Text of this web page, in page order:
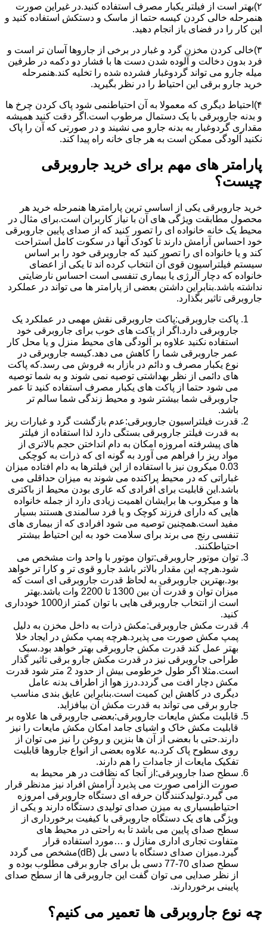
۲)بهتر است از فیلتر یکبار مصرف استفاده کنید.در غیراین صورت
هنمرحله خالی کردن کیسه حتما از ماسک و دستکش استفاده کنید و
این کار را در فضای باز انجام دهید.
۳)خالی کردن مخزن گرد و غبار در برخی از جاروها آسان تر است و
فرد بدون دخالت و آلوده شدن دست ها با فشار دو دکمه در طرفین
میله جارو می تواند گردوغبار فشرده شده را تخلیه کند.هنمرحله
خرید جارو برقی این احتیاط را در نظر بگیرید.
۴)احتیاط دیگری که معمولا به آن احتیاطنمی شود پاک کردن چرخ ها
و بدنه جاروبرقی با یک دستمال مرطوب است.اگر دقت کنید همیشه
مقداری گردوغبار به بدنه جارو می نشیند و در صورتی که آن را پاک
نکنید آلودگی ممکن است به هر جای خانه راه پیدا کند.
پارامتر های مهم برای خرید جاروبرقی
چیست؟
خرید جاروبرقی یکی از اساسی ترین پارامترها هنمرحله خرید هر
محصول مطابقت ویژگی های آن با نیاز کاربران است.برای مثال در
محیط یک خانه خانواده ای را تصور کنید که از صدای پایین جاروبرقی
خود احساس آرامش دارند تا کودک آنها در سکوت کامل استراحت
کند و یا خانواده ای را تصور کنید که جاروبرقی خود را بر اساس
سیستم فیلتراسیون قوی آن انتخاب کرده اند تا یکی از اعضای
خانواده که دچار آلرژی یا بیماری تنفسی است احساس نارضایتی
نداشته باشد.بنابراین داشتن بعضی از پارامتر ها می تواند در عملکرد
جاروبرقی تاثیر بگذارد.
پاکت جاروبرقی:پاکت جاروبرقی نقش مهمی در عملکرد یک
جاروبرقی دارد.اگر از پاکت های خوب برای جاروبرقی خود
استفاده نکنید علاوه بر آلودگی های محیط منزل و یا محل کار
عمر جاروبرقی شما را کاهش می دهد.کیسه جاروبرقی در
نوع یکبار مصرف و دائم در بازار به فروش می رسد.که پاکت
های دائمی از نظر بهداشتی توصیه نمی شوند و به شما توصیه
می شود حتما از پاکت های یکبار مصرف استفاده کنید تا عمر
جاروبرقی شما بیشتر شود و محیط زندگی شما سالم تر
باشد.
قدرت فیلتراسیون جاروبرقی:عدم بازگشت گرد و غبارات ریز
به قدرت فیلتر جاروبرقی بستگی دارد لذا استفاده از فیلتر
های پیشرفته امروزه امکان به دام انداختن حجم بالاتری از
مواد ریز را فراهم می آورد به گونه ای که ذرات به کوچکی
0.03 میکرون نیز با استفاده از این فیلترها به دام افتاده میزان
غباراتی که در محیط پراکنده می شوند به میزان حداقلی می
باشد.این قابلیت برای افرادی که عاری بودن محیط از باکتری
ها و میکروب ها برایشان اهمیت زیادی دارد از جمله خانواده
هایی که دارای فرزند کوچک و یا فرد سالمندی هستند بسیار
مفید است.همچنین توصیه می شود افرادی که از بیماری های
تنفسی رنج می برند برای سلامت خود به این احتیاط بیشتر
احتیاطکنند.
توان موتور جاروبرقی:توان موتور با واحد وات مشخص می
شود.هرچه این مقدار بالاتر باشد جارو قوی تر و کارا تر خواهد
بود.بهترین جاروبرقی به لحاظ قدرت جاروبرقی ای است که
میزان توان و قدرت آن بین 1300 تا 2200 وات باشد.بهتر
است از انتخاب جاروبرقی هایی با توان کمتر از1000 خودداری
کنید.
قدرت مکش جاروبرقی:مکش ذرات به داخل مخزن به دلیل
پمپ مکش صورت می پذیرد.هرچه پمپ مکش در ایجاد خلا
بهتر عمل کند قدرت مکش جاروبرقی بهتر خواهد بود.سبک
طراحی جاروبرقی نیز در قدرت مکش جارو برقی تاثیر گذار
است.مثلا اگر طول خرطومی بیش از حدود 2 متر شود قدرت
مکش دچار افت می گردد.درز هوا از اطراف بدنه عامل
دیگری در کاهش این کمیت است.بنابراین عایق بندی مناسب
جارو برقی می تواند به قدرت مکش آن بیافزاید.
قابلیت مکش مایعات جاروبرقی:بعضی جاروبرقی ها علاوه بر
قابلیت مکش خاک و اشیای جامد امکان مکش مایعات را نیز
دارند.حتی با بعضی از آن ها بنزین و روغن را نیز می توان از
روی سطوح پاک کرد.به علاوه بعضی از انواع جاروها قابلیت
تفکیک مایعات از جامدات را هم دارند.
سطح صدا جاروبرقی:از آنجا که نظافت در هر محیط به
صورت الزامی صورت می پذیرد آرامش افراد نیز مدنظر قرار
می گیرد.تولیدکنندگان حرفه ای دستگاه جاروبرقی امروزه
احتیاطبسیاری به میزن صدای تولیدی دستگاه دارند و یکی از
ویژگی های یک دستگاه جاروبرقی با کیفیت برخورداری از
سطح صدای پایین می باشد تا به راحتی در محیط های
متفاوت تجاری اداری منازل و …مورد استفاده قرار
گیرد.میزان صدای دستگاه با دسی بل (dB)مشخص می گردد
سطح صدای 70-77 دسی بل برای جارو برقی مطلوب بوده و
از نظر صدایی می توان گفت این جاروبرقی ها از سطح صدای
پایینی برخوردارند.
چه نوع جاروبرقی ها تعمیر می کنیم؟